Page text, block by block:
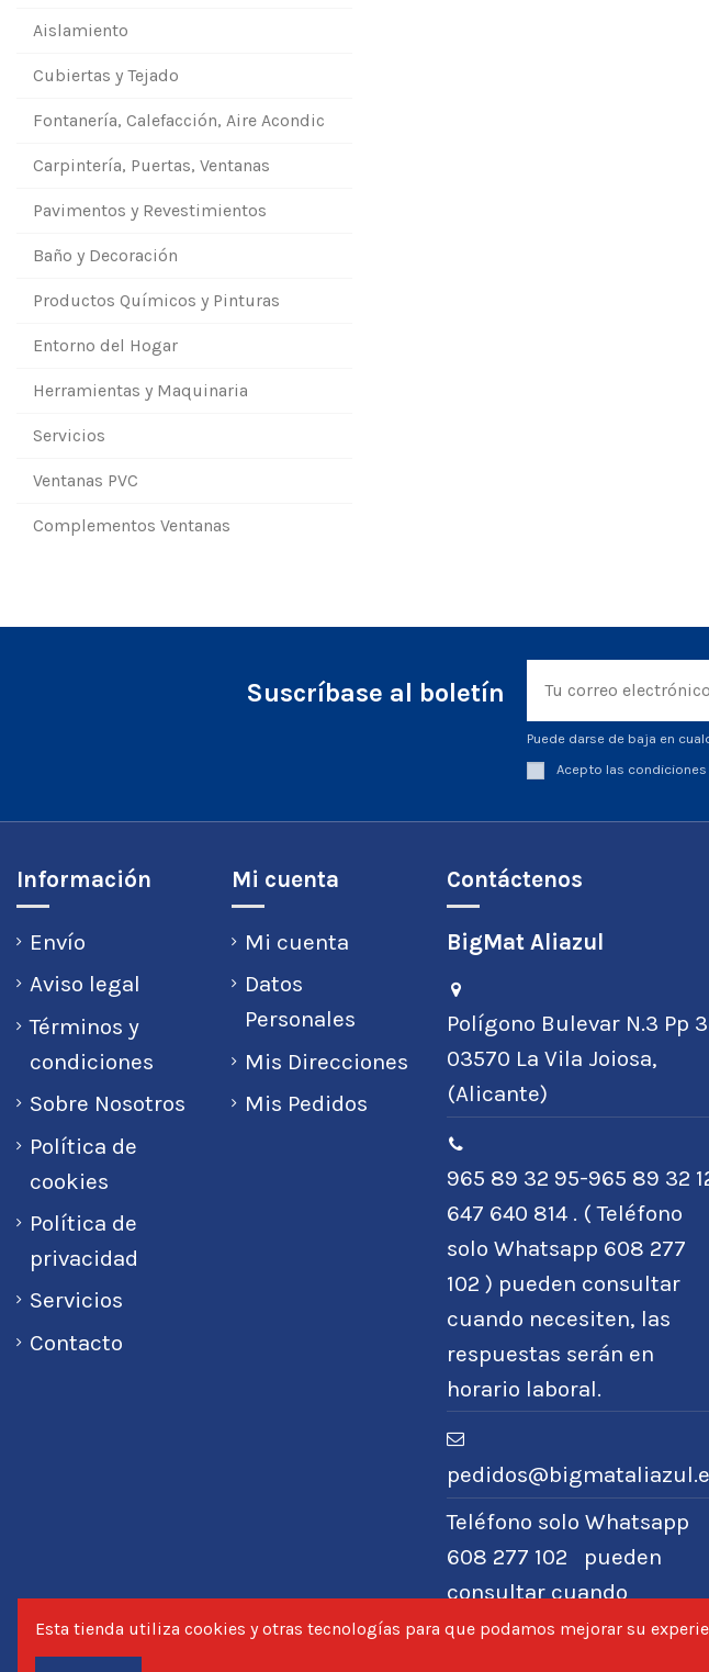
Aislamiento
Cubiertas y Tejado
Fontanería, Calefacción, Aire Acondic
Carpintería, Puertas, Ventanas
Pavimentos y Revestimientos
Baño y Decoración
Productos Químicos y Pinturas
Entorno del Hogar
Herramientas y Maquinaria
Servicios
Ventanas PVC
Complementos Ventanas
Suscríbase al boletín
Puede darse de baja en
Acepto las
Información
Envío
Aviso legal
Términos y
condiciones
Sobre Nosotros
Política de
cookies
Política de
privacidad
Servicios
Contacto
Mi cuenta
Mi cuenta
Datos
Personales
Mis Direcciones
Mis Pedidos
Contáctenos
BigMat Aliazul
Polígono Bulevar N.3 Pp
03570 La Vila Joiosa,
(Alicante)
965 89 32 95-965 89 32
647 640 814 . ( Teléfono
solo Whatsapp 608 277
102 ) pueden consultar
cuando necesiten, las
respuestas serán en
horario laboral.
Teléfono solo Whatsapp
608 277 102 pueden
consultar cuando
necesiten, las respuestas
Esta tienda utiliza cookies y otras tecnologías para que podamos mejorar su